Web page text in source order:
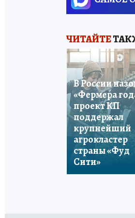
ЧИТАЙТЕ
В России
«Фермера
проект КП
поддержал
крупнейший
агрокластер
страны «Фуд
Сити»